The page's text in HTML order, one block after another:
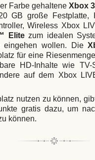
Farbe gehalteneXbox
GB große Festplatte,
Wireless Xbox
Elitezum idealen
eingehen wollen. Die
für eine
HD-Inhalte wie
auf dem Xbox
nutzen zu können,
gratis dazu, um
können.